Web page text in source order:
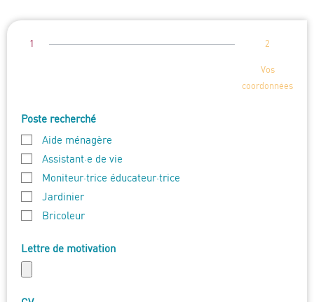
1 2
Vos
coordonnées
Poste recherché
Aide ménagère
Assistant·e de vie
Moniteur·trice éducateur·trice
Jardinier
Bricoleur
Lettre de motivation